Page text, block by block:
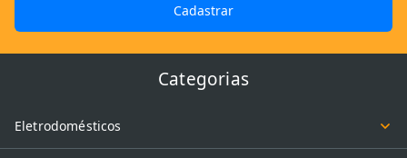
Cadastrar
Categorias
Eletrodomésticos